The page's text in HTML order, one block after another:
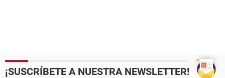
¡SUSCRÍBETE A NUESTRA NEWSLETTER!